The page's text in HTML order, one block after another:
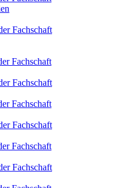
Fachschaft
Fachschaft
Fachschaft
Fachschaft
Fachschaft
Fachschaft
Fachschaft